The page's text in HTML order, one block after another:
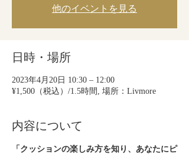
他のイベントを見る
日時・場所
2023年4月20日 10:30 – 12:00
¥1,500（税込）/1.5時間, 場所：Livmore
内容について
「クッションの楽しみ方を知り、あなたにピ